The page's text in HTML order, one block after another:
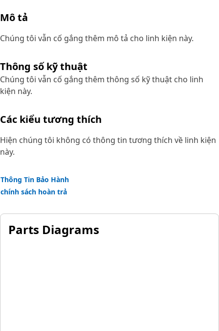
Mô tả
Chúng tôi vẫn cố gắng thêm mô tả cho linh kiện này.
Thông số kỹ thuật
Chúng tôi vẫn cố gắng thêm thông số kỹ thuật cho linh
kiện này.
Các kiểu tương thích
Hiện chúng tôi không có thông tin tương thích về linh kiện
này.
Thông Tin Bảo Hành
chính sách hoàn trả
Parts Diagrams